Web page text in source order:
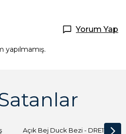
Yorum Yap
Açık Bej Duck Bezi - DRE1144 Kumaş Peçete